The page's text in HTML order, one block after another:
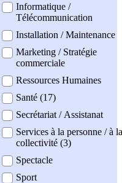
Informatique /
Télécommunication
Installation / Maintenance
Marketing / Stratégie
commerciale
Ressources Humaines
Santé (17)
Secrétariat / Assistanat
Services à la personne / à la
collectivité (3)
Spectacle
Sport